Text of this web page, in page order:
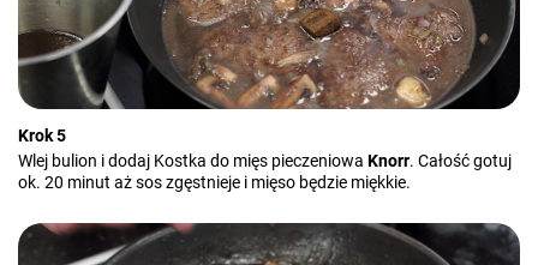
Krok 5
Wlej bulion i dodaj Kostka do mięs pieczeniowa Knorr. Całość gotuj
ok. 20 minut aż sos zgęstnieje i mięso będzie miękkie.